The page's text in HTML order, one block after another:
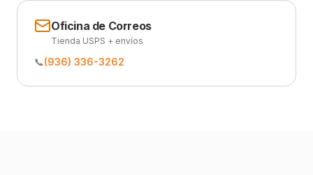
Oficina de Correos
Tienda USPS + envíos
📞(936) 336-3262